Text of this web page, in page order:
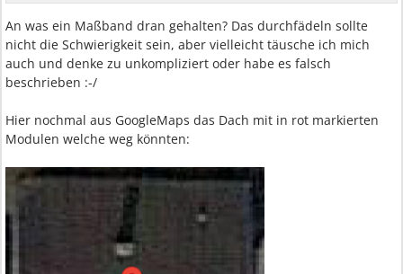
An was ein Maßband dran gehalten? Das durchfädeln sollte
nicht die Schwierigkeit sein, aber vielleicht täusche ich mich
auch und denke zu unkompliziert oder habe es falsch
beschrieben :-/
Hier nochmal aus GoogleMaps das Dach mit in rot markierten
Modulen welche weg könnten: